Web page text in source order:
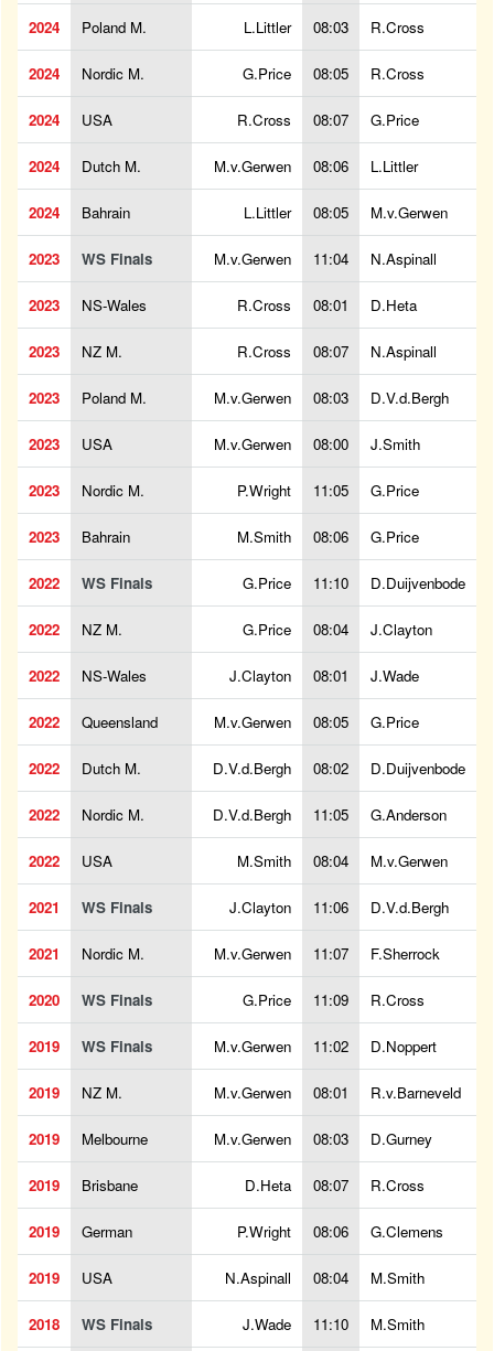
2024 Poland M. L.Littler 08:03 R.Cross
2024 Nordic M. G.Price 08:05 R.Cross
2024 USA R.Cross 08:07 G.Price
2024 Dutch M. M.v.Gerwen 08:06 L.Littler
2024 Bahrain L.Littler 08:05 M.v.Gerwen
2023 WS Finals M.v.Gerwen 11:04 N.Aspinall
2023 NS-Wales R.Cross 08:01 D.Heta
2023 NZ M. R.Cross 08:07 N.Aspinall
2023 Poland M. M.v.Gerwen 08:03 D.V.d.Bergh
2023 USA M.v.Gerwen 08:00 J.Smith
2023 Nordic M. P.Wright 11:05 G.Price
2023 Bahrain M.Smith 08:06 G.Price
2022 WS Finals G.Price 11:10 D.Duijvenbode
2022 NZ M. G.Price 08:04 J.Clayton
2022 NS-Wales J.Clayton 08:01 J.Wade
2022 Queensland M.v.Gerwen 08:05 G.Price
2022 Dutch M. D.V.d.Bergh 08:02 D.Duijvenbode
2022 Nordic M. D.V.d.Bergh 11:05 G.Anderson
2022 USA M.Smith 08:04 M.v.Gerwen
2021 WS Finals J.Clayton 11:06 D.V.d.Bergh
2021 Nordic M. M.v.Gerwen 11:07 F.Sherrock
2020 WS Finals G.Price 11:09 R.Cross
2019 WS Finals M.v.Gerwen 11:02 D.Noppert
2019 NZ M. M.v.Gerwen 08:01 R.v.Barneveld
2019 Melbourne M.v.Gerwen 08:03 D.Gurney
2019 Brisbane D.Heta 08:07 R.Cross
2019 German P.Wright 08:06 G.Clemens
2019 USA N.Aspinall 08:04 M.Smith
2018 WS Finals J.Wade 11:10 M.Smith